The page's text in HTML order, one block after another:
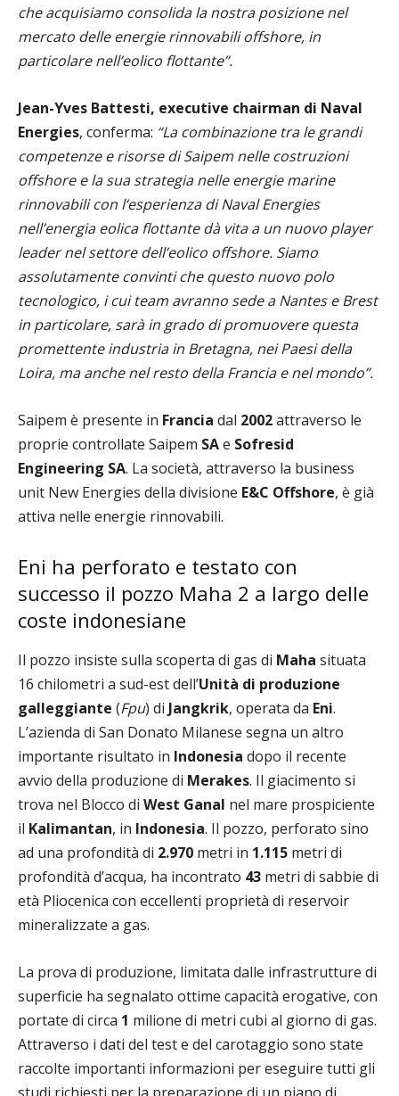
che acquisiamo consolida la nostra posizione nel
mercato delle energie rinnovabili offshore, in
particolare nell’eolico flottante”.
Jean-Yves Battesti, executive chairman di Naval
Energies, conferma: “La combinazione tra le grandi
competenze e risorse di Saipem nelle costruzioni
offshore e la sua strategia nelle energie marine
rinnovabili con l’esperienza di Naval Energies
nell’energia eolica flottante dà vita a un nuovo player
leader nel settore dell’eolico offshore. Siamo
assolutamente convinti che questo nuovo polo
tecnologico, i cui team avranno sede a Nantes e Brest
in particolare, sarà in grado di promuovere questa
promettente industria in Bretagna, nei Paesi della
Loira, ma anche nel resto della Francia e nel mondo”.
Saipem è presente in Francia dal 2002attraverso le
proprie controllate Saipem SAe Sofresid
Engineering SA. La società, attraverso la business
unit New Energies della divisione E&C Offshore, è già
attiva nelle energie rinnovabili.
Eni ha perforato e testato con
successo il pozzo Maha 2 a largo delle
coste indonesiane
Il pozzo insiste sulla scoperta di gas di Maha situata
16 chilometri a sud-est dell’Unità di produzione
galleggiante (Fpu) di Jangkrik, operata da Eni.
L’azienda di San Donato Milanese segna un altro
importante risultato in Indonesia dopo il recente
avvio della produzione di Merakes. Il giacimento si
trova nel Blocco di West Ganal nel mare prospiciente
il Kalimantan, in Indonesia. Il pozzo, perforato sino
ad una profondità di 2.970 metri in 1.115 metri di
profondità d’acqua, ha incontrato 43 metri di sabbie di
età Pliocenica con eccellenti proprietà di reservoir
mineralizzate a gas.
La prova di produzione, limitata dalle infrastrutture di
superficie ha segnalato ottime capacità erogative, con
portate di circa 1 milione di metri cubi al giorno di gas.
Attraverso i dati del test e del carotaggio sono state
raccolte importanti informazioni per eseguire tutti gli